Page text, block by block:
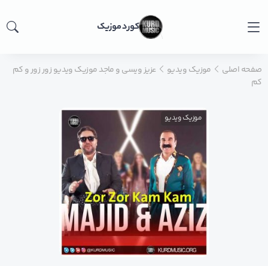
کورد موزیک
صفحه اصلی موزیک ویدیو
عزیز ویسی و ماجد موزیک ویدیو زور زور و کم
کم
موزیک ویدیو